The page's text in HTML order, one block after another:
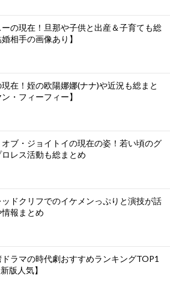
ーの現在！旦那や子供と出産＆子育ても総
相手の画像あり】
在！姪の欧陽娜娜(ナナ)や近況も総まと
・フィーフィー】
ブ・ジョイトイの現在の姿！若い頃のグ
レス活動も総まとめ
ドクリフでのイケメンっぷりと演技が話
報まとめ
ラマの時代劇おすすめランキングTOP1
版人気】